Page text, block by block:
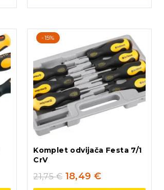
-15%
Komplet odvijača Festa 7/1
CrV
21,75€ 18,49 €